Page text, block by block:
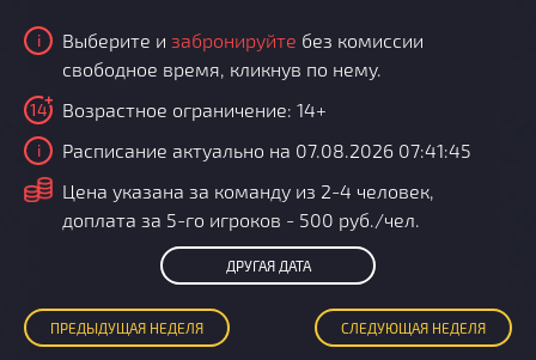
i Выберите и забронируйте без комиссии
свободное время, кликнув по нему.
14 Возрастное ограничение: 14+
i Расписание актуально на 07.08.2026 07:41:45
i
Цена указана за команду из 2-4 человек,
доплата за 5-го игроков - 500 руб./чел.
ДРУГАЯ ДАТА
ПРЕДЫДУЩАЯ НЕДЕЛЯ СЛЕДУЮЩАЯ НЕДЕЛЯ